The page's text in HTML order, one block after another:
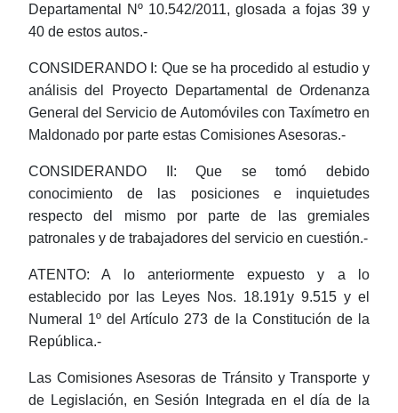
Departamental Nº 10.542/2011, glosada a fojas 39 y
40 de estos autos.-
CONSIDERANDO I: Que se ha procedido al estudio y
análisis del Proyecto Departamental de Ordenanza
General del Servicio de Automóviles con Taxímetro en
Maldonado por parte estas Comisiones Asesoras.-
CONSIDERANDO II: Que se tomó debido
conocimiento de las posiciones e inquietudes
respecto del mismo por parte de las gremiales
patronales y de trabajadores del servicio en cuestión.-
ATENTO: A lo anteriormente expuesto y a lo
establecido por las Leyes Nos. 18.191y 9.515 y el
Numeral 1º del Artículo 273 de la Constitución de la
República.-
Las Comisiones Asesoras de Tránsito y Transporte y
de Legislación, en Sesión Integrada en el día de la